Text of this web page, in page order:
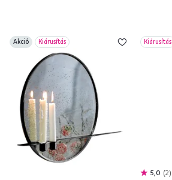
Akció Kiárusítás Kiárusítás
5,0 2